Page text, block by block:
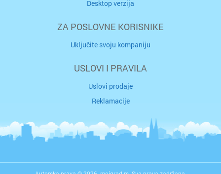
Desktop verzija
ZA POSLOVNE KORISNIKE
Uključite svoju kompaniju
USLOVI I PRAVILA
Uslovi prodaje
Reklamacije